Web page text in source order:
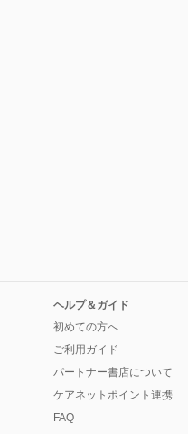
ヘルプ＆ガイド
初めての方へ
ご利用ガイド
パートナー書店について
ケアネットポイント連携
FAQ